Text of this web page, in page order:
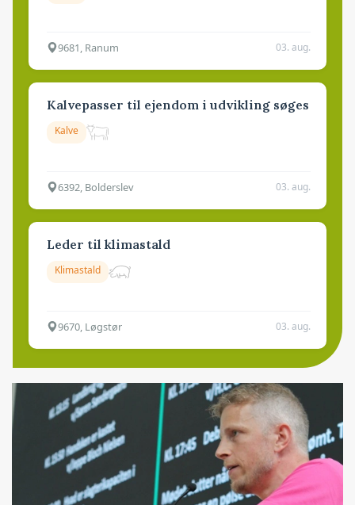
9681, Ranum 03. aug.
Kalvepasser til ejendom i udvikling søges
Kalve
6392, Bolderslev 03. aug.
Leder til klimastald
Klimastald
9670, Løgstør 03. aug.